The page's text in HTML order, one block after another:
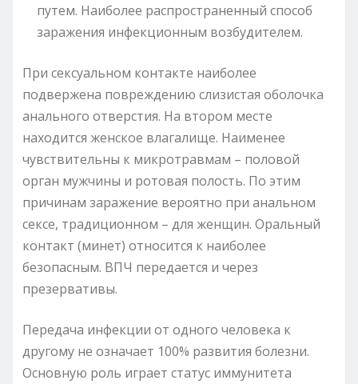
путем. Наиболее распространенный способ
заражения инфекционным возбудителем.
При сексуальном контакте наиболее
подвержена повреждению слизистая оболочка
анального отверстия. На втором месте
находится женское влагалище. Наименее
чувствительны к микротравмам – половой
орган мужчины и ротовая полость. По этим
причинам заражение вероятно при анальном
сексе, традиционном – для женщин. Оральный
контакт (минет) относится к наиболее
безопасным. ВПЧ передается и через
презервативы.
Передача инфекции от одного человека к
другому не означает 100% развития болезни.
Основную роль играет статус иммунитета